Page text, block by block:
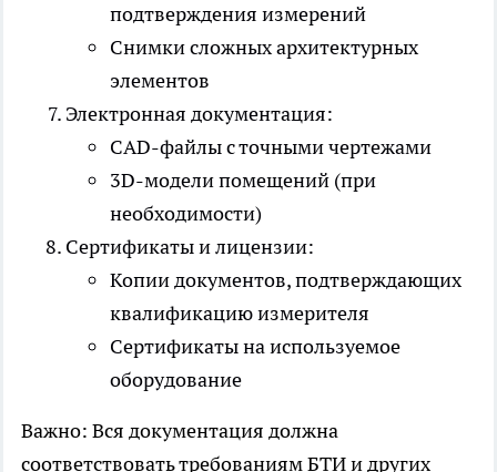
подтверждения измерений
Снимки сложных архитектурных
элементов
Электронная документация:
CAD-файлы с точными чертежами
3D-модели помещений (при
необходимости)
Сертификаты и лицензии:
Копии документов, подтверждающих
квалификацию измерителя
Сертификаты на используемое
оборудование
Важно: Вся документация должна
соответствовать требованиям БТИ и других